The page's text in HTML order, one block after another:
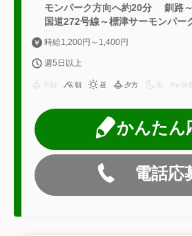
モンパーク方向へ約20分 釧路
国道272号線～標津サーモンパ
時給1,200円～1,400円
週5日以上
朝 昼 夕方 夜 深
かんたん
電話応